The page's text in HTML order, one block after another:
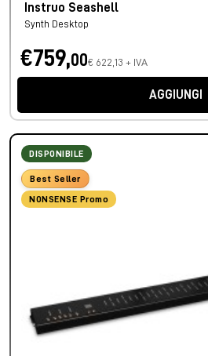
Instruo Seashell
Synth Desktop
€759,00€ 622,13 + IVA
AGGIUNGI
DISPONIBILE
Best Seller
NONSENSE Promo